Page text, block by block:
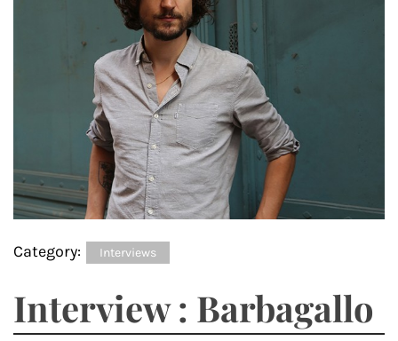
Category: Interviews
Interview : Barbagallo